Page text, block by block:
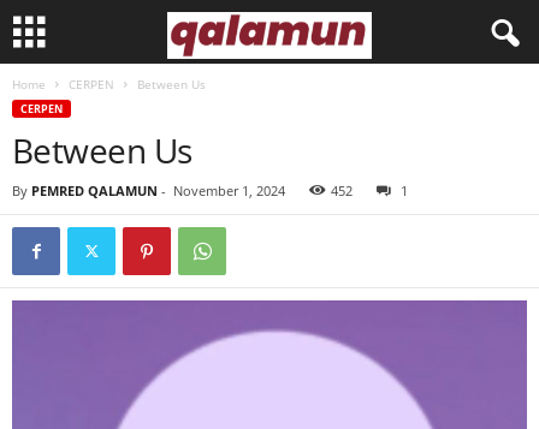
Home CERPEN Between Us
CERPEN
Between Us
By PEMRED QALAMUN - November 1, 2024 452 1